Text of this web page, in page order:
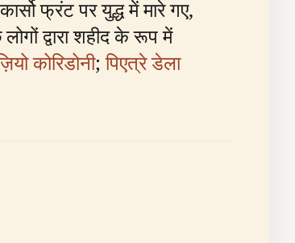
फ्रंट पर युद्ध में मारे गए,
द्वारा शहीद के रूप में
कोरिडोनी;पिएत्रे डेला